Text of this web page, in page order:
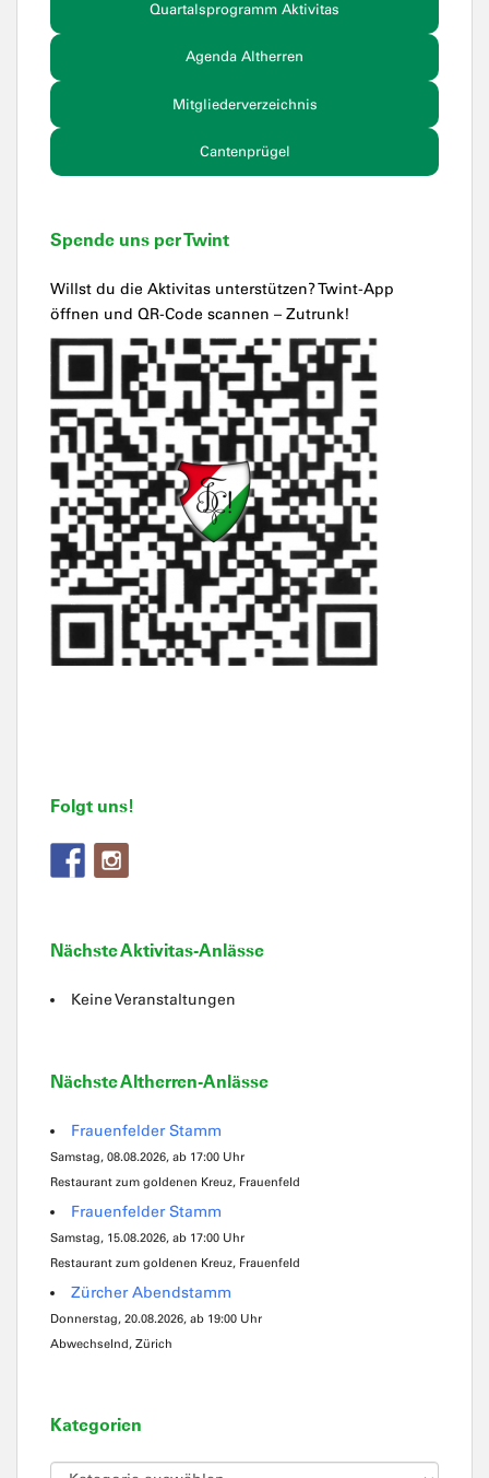
Quartalsprogramm Aktivitas
Agenda Altherren
Mitgliederverzeichnis
Cantenprügel
Spende uns per Twint
Willst du die Aktivitas unterstützen? Twint-App
öffnen und QR-Code scannen – Zutrunk!
Folgt uns!
Nächste Aktivitas-Anlässe
Keine Veranstaltungen
Nächste Altherren-Anlässe
Frauenfelder Stamm
Samstag, 08.08.2026, ab 17:00 Uhr
Restaurant zum goldenen Kreuz, Frauenfeld
Frauenfelder Stamm
Samstag, 15.08.2026, ab 17:00 Uhr
Restaurant zum goldenen Kreuz, Frauenfeld
Zürcher Abendstamm
Donnerstag, 20.08.2026, ab 19:00 Uhr
Abwechselnd, Zürich
Kategorien
Kategorien